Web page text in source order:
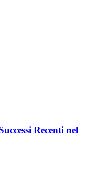
Recenti nel